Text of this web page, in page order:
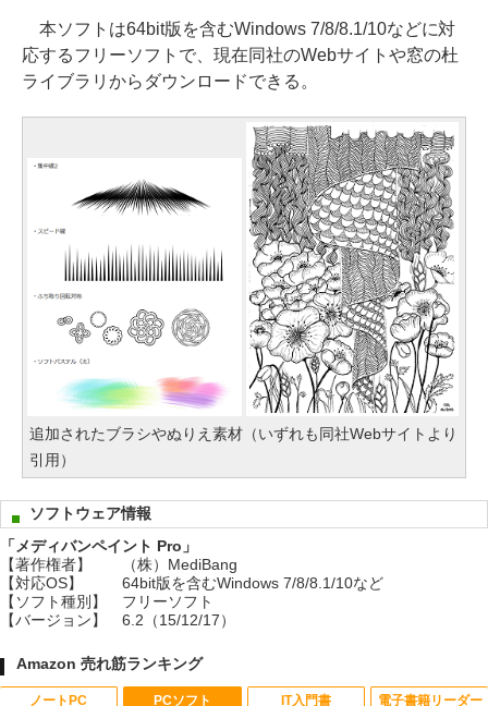
本ソフトは64bit版を含むWindows 7/8/8.1/10などに対
応するフリーソフトで、現在同社のWebサイトや窓の杜
ライブラリからダウンロードできる。
追加されたブラシやぬりえ素材（いずれも同社Webサイトより
引用）
ソフトウェア情報
「メディバンペイント Pro」
【著作権者】
（株）MediBang
【対応OS】
64bit版を含むWindows 7/8/8.1/10など
【ソフト種別】
フリーソフト
【バージョン】
6.2（15/12/17）
Amazon 売れ筋ランキング
ノートPC PCソフト IT入門書 電子書籍リーダー